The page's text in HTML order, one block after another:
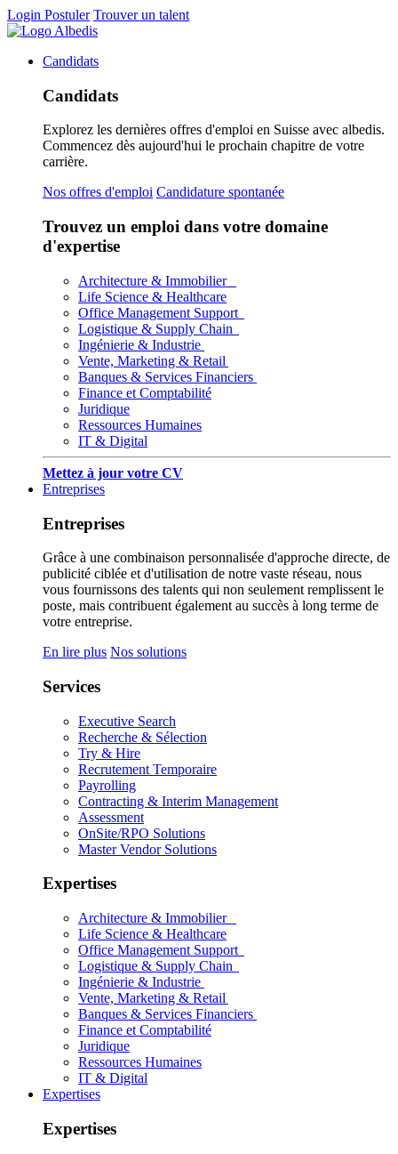
Login Postuler Trouver un talent
Candidats
Candidats
Explorez les dernières offres d'emploi en Suisse avec albedis.
Commencez dès aujourd'hui le prochain chapitre de votre
carrière.
Nos offres d'emploi Candidature spontanée
Trouvez un emploi dans votre domaine
d'expertise
Architecture & Immobilier
Life Science & Healthcare
Office Management Support
Logistique & Supply Chain
Ingénierie & Industrie
Vente, Marketing & Retail
Banques & Services Financiers
Finance et Comptabilité
Juridique
Ressources Humaines
IT & Digital
Mettez à jour votre CV
Entreprises
Entreprises
Grâce à une combinaison personnalisée d'approche directe, de
publicité ciblée et d'utilisation de notre vaste réseau, nous
vous fournissons des talents qui non seulement remplissent le
poste, mais contribuent également au succès à long terme de
votre entreprise.
En lire plus Nos solutions
Services
Executive Search
Recherche & Sélection
Try & Hire
Recrutement Temporaire
Payrolling
Contracting & Interim Management
Assessment
OnSite/RPO Solutions
Master Vendor Solutions
Expertises
Architecture & Immobilier
Life Science & Healthcare
Office Management Support
Logistique & Supply Chain
Ingénierie & Industrie
Vente, Marketing & Retail
Banques & Services Financiers
Finance et Comptabilité
Juridique
Ressources Humaines
IT & Digital
Expertises
Expertises